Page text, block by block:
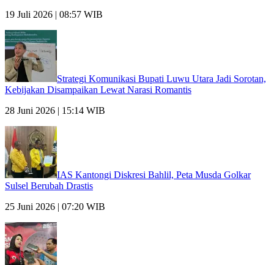
19 Juli 2026 | 08:57 WIB
Strategi Komunikasi Bupati Luwu Utara Jadi Sorotan,
Kebijakan Disampaikan Lewat Narasi Romantis
28 Juni 2026 | 15:14 WIB
IAS Kantongi Diskresi Bahlil, Peta Musda Golkar
Sulsel Berubah Drastis
25 Juni 2026 | 07:20 WIB